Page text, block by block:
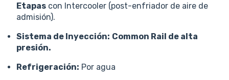
Etapas con Intercooler (post-enfriador de aire de
admisión).
Sistema de Inyección: Common Rail de alta
presión.
Refrigeración: Por agua